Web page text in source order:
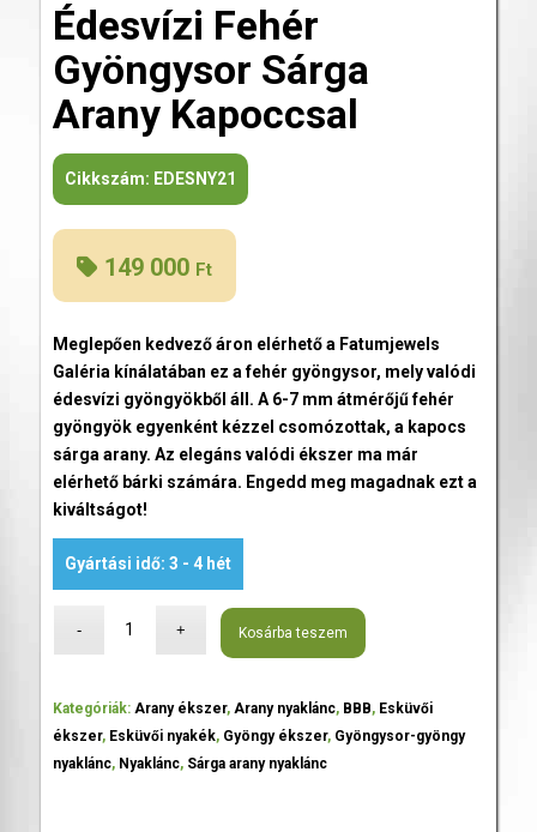
Édesvízi Fehér
Gyöngysor Sárga
Arany Kapoccsal
Cikkszám: EDESNY21
149 000 Ft
Meglepően kedvező áron elérhető a Fatumjewels
Galéria kínálatában ez a fehér gyöngysor, mely valódi
édesvízi gyöngyökből áll. A 6-7 mm átmérőjű fehér
gyöngyök egyenként kézzel csomózottak, a kapocs
sárga arany. Az elegáns valódi ékszer ma már
elérhető bárki számára. Engedd meg magadnak ezt a
kiváltságot!
Gyártási idő: 3 - 4 hét
Kosárba teszem
Kategóriák: Arany ékszer, Arany nyaklánc, BBB, Esküvői
ékszer, Esküvői nyakék, Gyöngy ékszer, Gyöngysor-gyöngy
nyaklánc, Nyaklánc, Sárga arany nyaklánc